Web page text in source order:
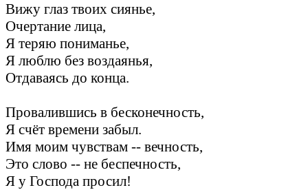
Вижу глаз твоих сиянье,
Очертание лица,
Я теряю пониманье,
Я люблю без воздаянья,
Отдаваясь до конца.
Провалившись в бесконечность,
Я счёт времени забыл.
Имя моим чувствам -- вечность,
Это слово -- не беспечность,
Я у Господа просил!